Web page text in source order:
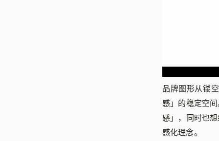
品牌图形从镂
感」的稳定空
感」，同时也
感化理念。